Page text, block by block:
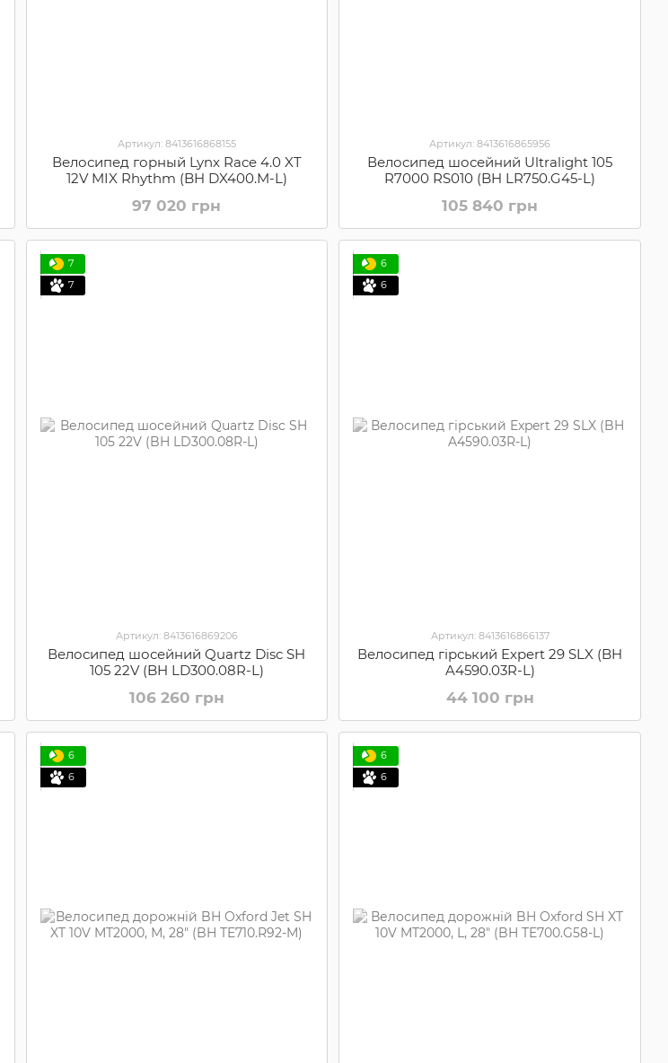
Артикул: 8413616868155
Велосипед горный Lynx Race 4.0 XT
12V MIX Rhythm (BH DX400.M-L)
97 020 грн
Артикул: 8413616865956
Велосипед шосейний Ultralight 105
R7000 RS010 (BH LR750.G45-L)
105 840 грн
7
7
Артикул: 8413616869206
Велосипед шосейний Quartz Disc SH
105 22V (BH LD300.08R-L)
106 260 грн
6
6
Артикул: 8413616866137
Велосипед гірський Expert 29 SLX (BH
A4590.03R-L)
44 100 грн
6
6
6
6